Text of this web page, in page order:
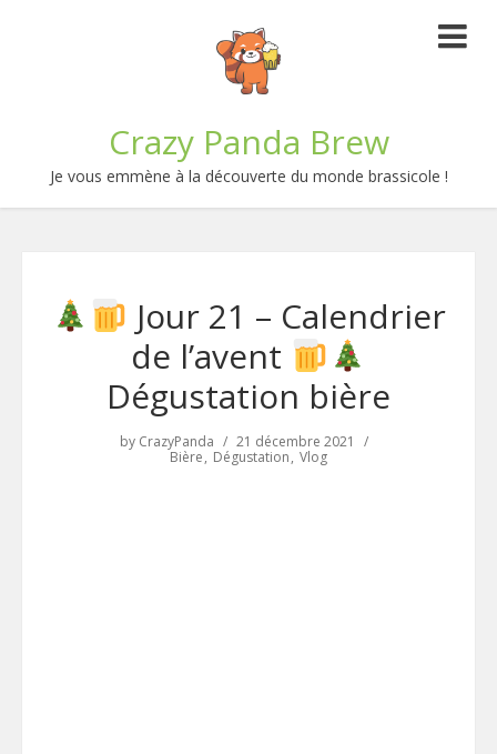
Crazy Panda Brew
Je vous emmène à la découverte du monde brassicole !
Jour 21 – Calendrier
de l’avent
Dégustation bière
by CrazyPanda
21 décembre 2021
Bière
Dégustation Vlog